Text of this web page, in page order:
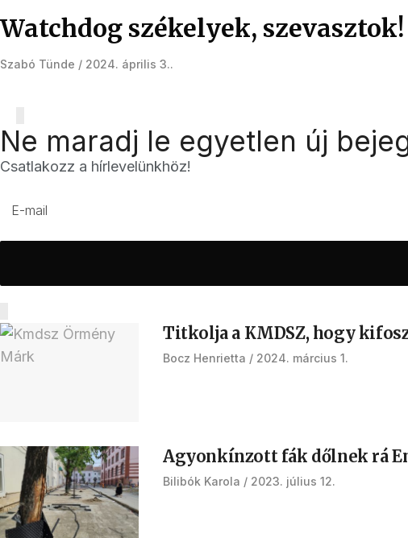
Watchdog székelyek, szevasztok!
Szabó Tünde 2024. április 3.
Ne maradj le egyetlen új
Csatlakozz a hírlevelünkhöz!
Titkolja a KMDSZ, hogy
Bocz Henrietta 2024. március 1.
Agyonkínzott fák dőlnek rá
Bilibók Karola 2023. július 12.